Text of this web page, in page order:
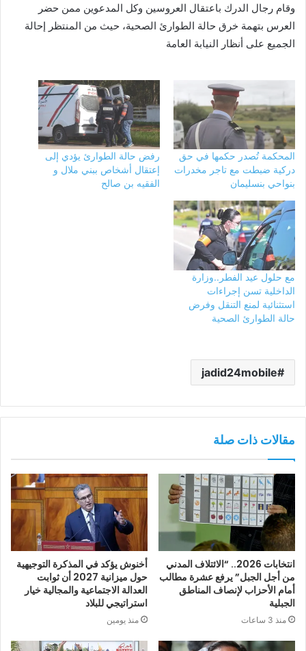
وقام رجال الدرك باعتقال العروسين وكل المدعوين ممن حضر
العرس بتهمة خرق حالة الطوارئ الصحية، حيث من المنتظر إحالة
الجميع على أنظار النيابة العامة
المحكمة تُصدر حكمها في حق
دركية ضبطت مع تاجر مخدرات
بنواحي بنسليمان
رفض حالة الطوارئ يؤدي إلى
إعتقال أشخاص ببني ملال و
الفقيه بن صالح
مع حلول عيد الفطر..وزارة
الداخلية تسن إجراءات
استثنائية لمنع التنقل وفرض
حالة الطوارئ الصحية
jadid24mobile
مقالات ذات صلة
انتخابات 2026.. “الائتلاف المدني
من أجل الجبل” يرفع عشرة مطالب
أمام الأحزاب لإنصاف المناطق
الجبلية
منذ 3 ساعات
أخنوش يؤكد في المذكرة التوجيهية
حول ميزانية 2027 أن ثوابت
العدالة الاجتماعية والمجالية خيار
استراتيجي للبلاد
منذ يومين